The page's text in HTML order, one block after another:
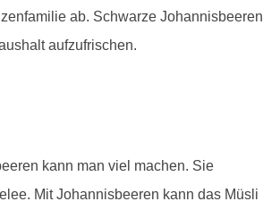
ab. Schwarze Johannisbeeren
aufzufrischen.
kann man viel machen. Sie
Mit Johannisbeeren kann das Müsli